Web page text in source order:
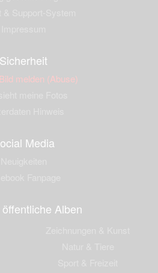
Sicherheit
melden (Abuse)
Media
Alben